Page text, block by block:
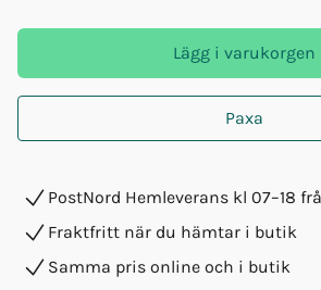
Lägg i varukorgen
Paxa
PostNord Hemleverans kl 07–18
Fraktfritt när du hämtar i butik
Samma pris online och i butik